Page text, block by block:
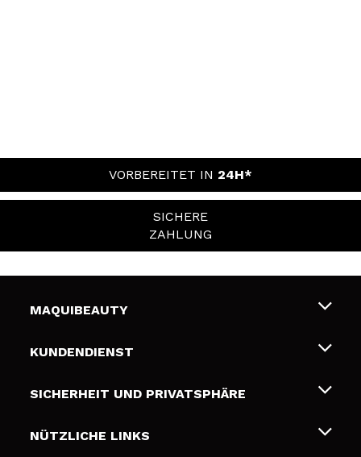
VORBEREITET IN 24H*
SICHERE
ZAHLUNG
MAQUIBEAUTY
Über uns
Geschenkkarten
KUNDENDIENST
Liefer- und Versandkosten
Zahlung
SICHERHEIT UND PRIVATSPHÄRE
Bedingungen und Datenschutz
NÜTZLICHE LINKS